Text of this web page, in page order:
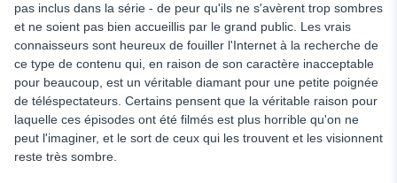
pas inclus dans la série - de peur qu'ils ne s'avèrent trop sombres
et ne soient pas bien accueillis par le grand public. Les vrais
connaisseurs sont heureux de fouiller l'Internet à la recherche de
ce type de contenu qui, en raison de son caractère inacceptable
pour beaucoup, est un véritable diamant pour une petite poignée
de téléspectateurs. Certains pensent que la véritable raison pour
laquelle ces épisodes ont été filmés est plus horrible qu'on ne
peut l'imaginer, et le sort de ceux qui les trouvent et les visionnent
reste très sombre.